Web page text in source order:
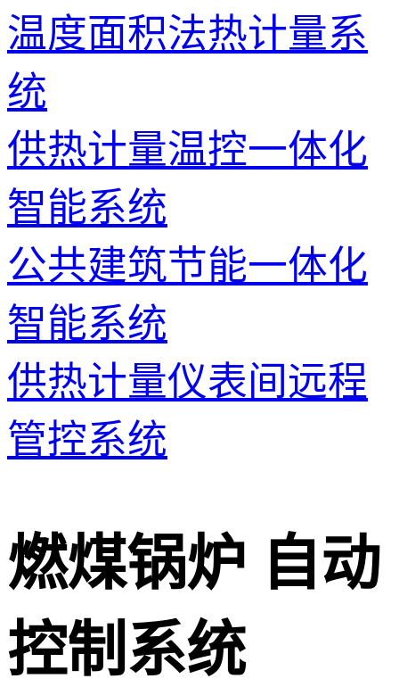
温度面积法热计量系
统
供热计量温控一体化
智能系统
公共建筑节能一体化
智能系统
供热计量仪表间远程
管控系统
燃煤锅炉 自动
控制系统